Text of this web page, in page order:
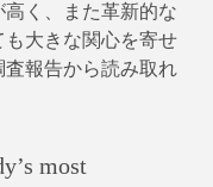
高く、また革新的な
大きな関心を寄せ
報告から読み取れ
most